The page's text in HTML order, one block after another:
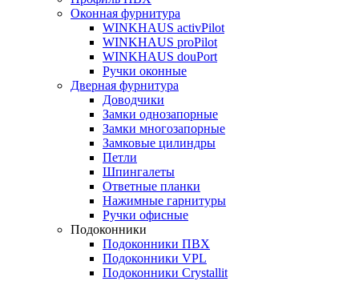
Оконная фурнитура
WINKHAUS activPilot
WINKHAUS proPilot
WINKHAUS douPort
Ручки оконные
Дверная фурнитура
Доводчики
Замки однозапорные
Замки многозапорные
Замковые цилиндры
Петли
Шпингалеты
Ответные планки
Нажимные гарнитуры
Ручки офисные
Подоконники
Подоконники ПВХ
Подоконники VPL
Подоконники Crystallit